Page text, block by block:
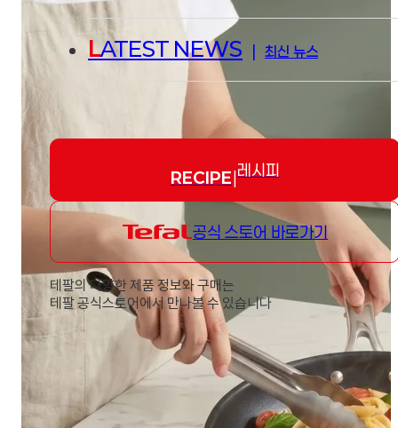
LATEST NEWS 최신 뉴스
RECIPE |레시피
공식 스토어 바로가기
테팔의 다양한 제품 정보와 구매는
테팔 공식스토어에서 만나볼 수 있습니다